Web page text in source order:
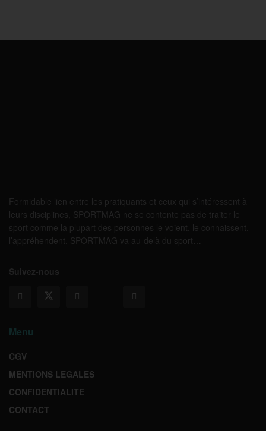
Formidable lien entre les pratiquants et ceux qui s’intéressent à
leurs disciplines, SPORTMAG ne se contente pas de traiter le
sport comme la plupart des personnes le voient, le connaissent,
l’appréhendent. SPORTMAG va au-delà du sport…
Suivez-nous
Menu
CGV
MENTIONS LEGALES
CONFIDENTIALITE
CONTACT